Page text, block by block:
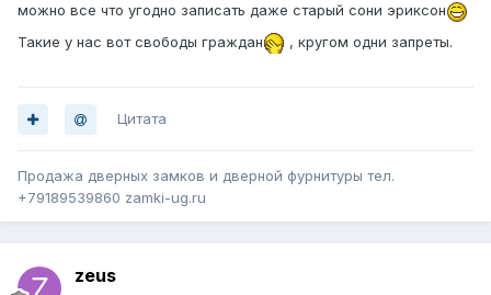
можно все что угодно записать даже старый сони эриксон
Такие у нас вот свободы граждан
, кругом одни запреты.
Цитата
Продажа дверных замков и дверной фурнитуры тел.
+79189539860 zamki-ug.ru
zeus